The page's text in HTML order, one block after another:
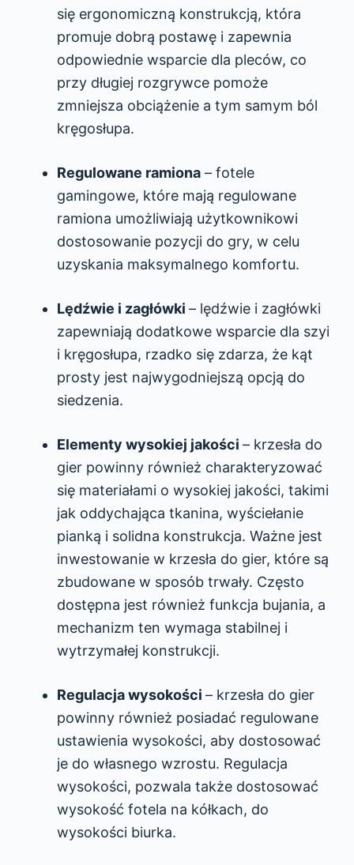
się ergonomiczną konstrukcją, która
promuje dobrą postawę i zapewnia
odpowiednie wsparcie dla pleców, co
przy długiej rozgrywce pomoże
zmniejsza obciążenie a tym samym ból
kręgosłupa.
Regulowane ramiona– fotele
gamingowe, które mają regulowane
ramiona umożliwiają użytkownikowi
dostosowanie pozycji do gry, w celu
uzyskania maksymalnego komfortu.
Lędźwie i zagłówki – lędźwie i zagłówki
zapewniają dodatkowe wsparcie dla szyi
i kręgosłupa, rzadko się zdarza, że kąt
prosty jest najwygodniejszą opcją do
siedzenia.
Elementy wysokiej jakości – krzesła do
gier powinny również charakteryzować
się materiałami o wysokiej jakości, takimi
jak oddychająca tkanina, wyściełanie
pianką i solidna konstrukcja. Ważne jest
inwestowanie w krzesła do gier, które są
zbudowane w sposób trwały. Często
dostępna jest również funkcja bujania, a
mechanizm ten wymaga stabilnej i
wytrzymałej konstrukcji.
Regulacja wysokości – krzesła do gier
powinny również posiadać regulowane
ustawienia wysokości, aby dostosować
je do własnego wzrostu. Regulacja
wysokości, pozwala także dostosować
wysokość fotela na kółkach, do
wysokości biurka.